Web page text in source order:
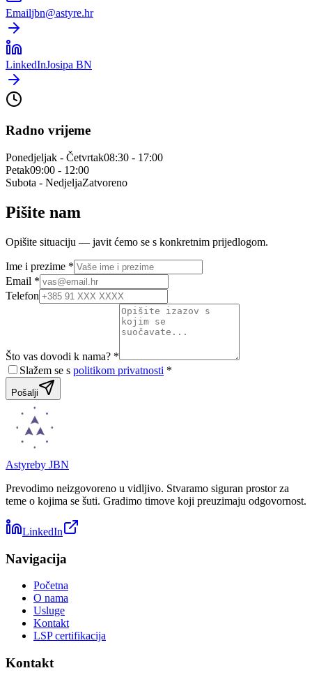
Emailjbn@astyre.hr
LinkedInJosipa BN
Radno vrijeme
Ponedjeljak - Četvrtak08:30 - 17:00
Petak09:00 - 12:00
Subota - NedjeljaZatvoreno
Pišite nam
Opišite situaciju — javit ćemo se s konkretnim prijedlogom.
Ime i prezime *
Email *
Telefon
Što vas dovodi k nama? *
Slažem se s politikom privatnosti *
Pošalji
Astyreby JBN
Prevodimo neizgovoreno u vidljivo. Stvaramo siguran prostor za
teme o kojima se šuti. Gradimo timove koji preuzimaju odgovornost.
LinkedIn
Navigacija
Početna
O nama
Usluge
Kontakt
LSP certifikacija
Kontakt